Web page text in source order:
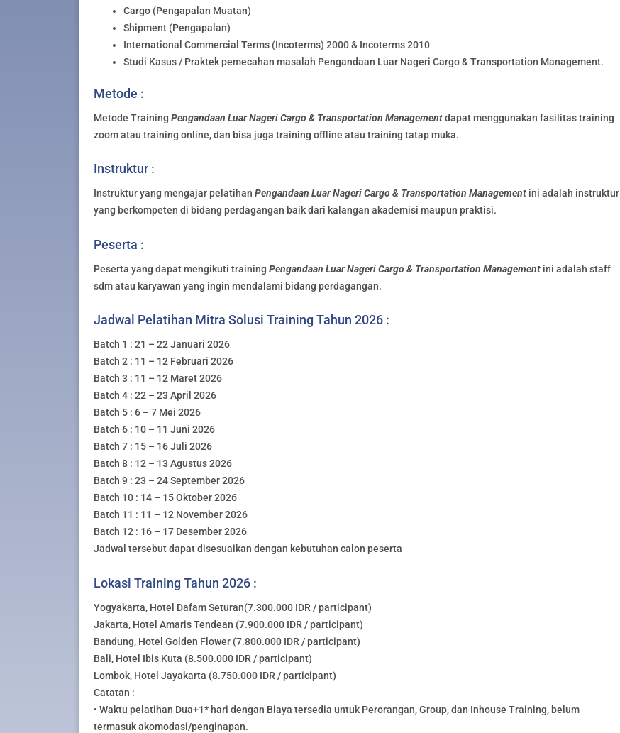
Cargo (Pengapalan Muatan)
Shipment (Pengapalan)
International Commercial Terms (Incoterms) 2000 & Incoterms 2010
Studi Kasus / Praktek pemecahan masalah Pengandaan Luar Nageri Cargo & Transportation Management.
Metode :
Metode Training Pengandaan Luar Nageri Cargo & Transportation Managementdapat menggunakan fasilitas training
zoom atau training online, dan bisa juga training offline atau training tatap muka.
Instruktur :
Instruktur yang mengajar pelatihan Pengandaan Luar Nageri Cargo & Transportation Management ini adalah instruktur
yang berkompeten di bidang perdagangan baik dari kalangan akademisi maupun praktisi.
Peserta :
Peserta yang dapat mengikuti training Pengandaan Luar Nageri Cargo & Transportation Management ini adalah staff
sdm atau karyawan yang ingin mendalami bidang perdagangan.
Jadwal Pelatihan Mitra Solusi Training Tahun 2026 :
Batch 1 : 21 – 22 Januari 2026
Batch 2 : 11 – 12 Februari 2026
Batch 3 : 11 – 12 Maret 2026
Batch 4 : 22 – 23 April 2026
Batch 5 : 6 – 7 Mei 2026
Batch 6 : 10 – 11 Juni 2026
Batch 7 : 15 – 16 Juli 2026
Batch 8 : 12 – 13 Agustus 2026
Batch 9 : 23 – 24 September 2026
Batch 10 : 14 – 15 Oktober 2026
Batch 11 : 11 – 12 November 2026
Batch 12 : 16 – 17 Desember 2026
Jadwal tersebut dapat disesuaikan dengan kebutuhan calon peserta
Lokasi Training Tahun 2026 :
Yogyakarta, Hotel Dafam Seturan(7.300.000 IDR / participant)
Jakarta, Hotel Amaris Tendean (7.900.000 IDR / participant)
Bandung, Hotel Golden Flower (7.800.000 IDR / participant)
Bali, Hotel Ibis Kuta (8.500.000 IDR / participant)
Lombok, Hotel Jayakarta (8.750.000 IDR / participant)
Catatan :
• Waktu pelatihan Dua+1* hari dengan Biaya tersedia untuk Perorangan, Group, dan Inhouse Training, belum
termasuk akomodasi/penginapan.